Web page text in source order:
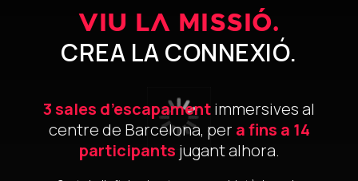
VIU LA MISSIÓ.
CREA LA CONNEXIÓ.
3 sales d’escapamentimmersives al
centre de Barcelona, per a fins a 14
participants jugant alhora.